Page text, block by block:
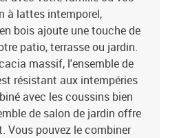
à lattes intemporel,
bois ajoute une touche de
patio, terrasse ou jardin.
massif, l'ensemble de
résistant aux intempéries
avec les coussins bien
de salon de jardin offre
Vous pouvez le combiner